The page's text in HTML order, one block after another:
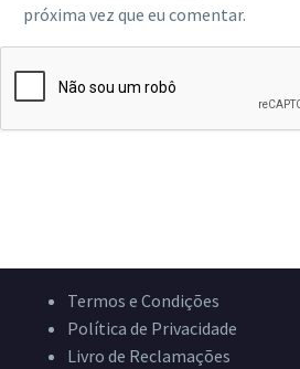
próxima vez que eu comentar.
Termos e Condições
Política de Privacidade
Livro de Reclamações